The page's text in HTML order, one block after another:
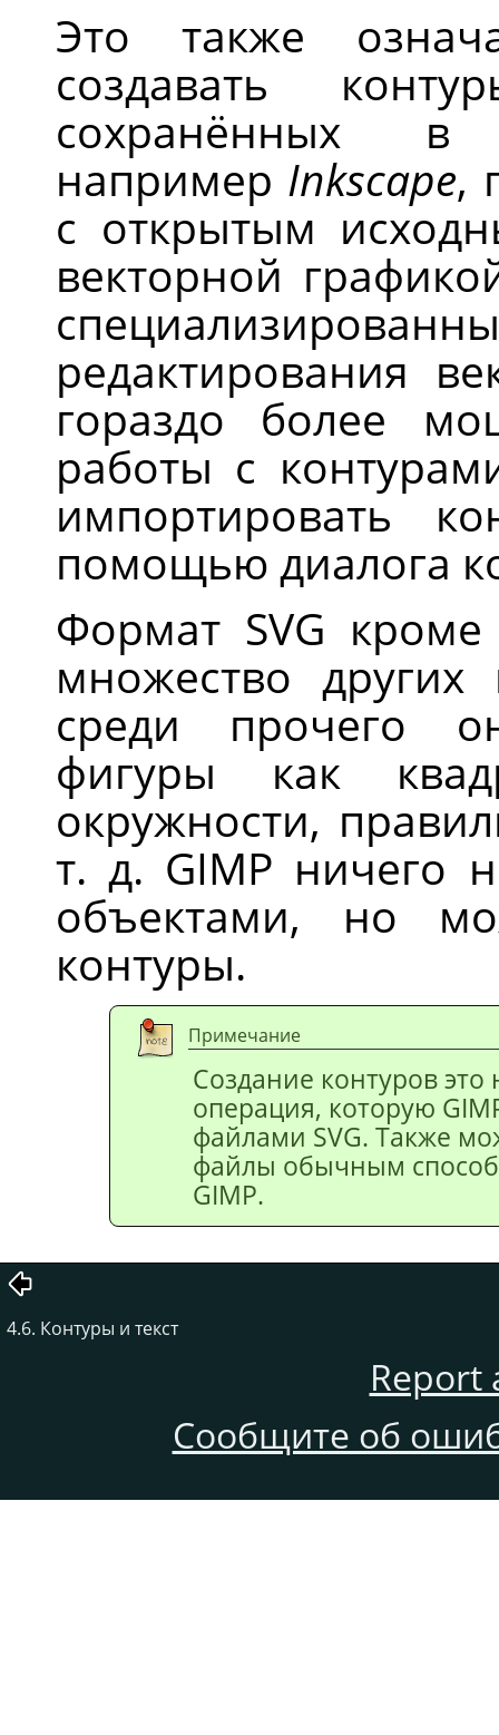
Это также
создавать
сохранённых в
например Inkscape,
с открытым
векторной
редактирования
гораздо более
работы с
импортировать
помощью диалога
Формат SVG кроме
множество других
среди прочего
фигуры как
окружности,
т. д. GIMP ничего
объектами, но
контуры.
Примечание
Создание контуров это
операция, которую
файлами SVG. Также
файлы обычным
GIMP.
4.6. Контуры и текст
Report
Сообщите об